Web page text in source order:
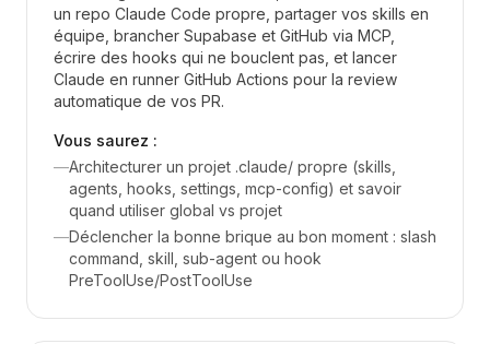
un repo Claude Code propre, partager vos skills en
équipe, brancher Supabase et GitHub via MCP,
écrire des hooks qui ne bouclent pas, et lancer
Claude en runner GitHub Actions pour la review
automatique de vos PR.
Vous saurez :
—Architecturer un projet .claude/ propre (skills,
agents, hooks, settings, mcp-config) et savoir
quand utiliser global vs projet
—Déclencher la bonne brique au bon moment : slash
command, skill, sub-agent ou hook
PreToolUse/PostToolUse